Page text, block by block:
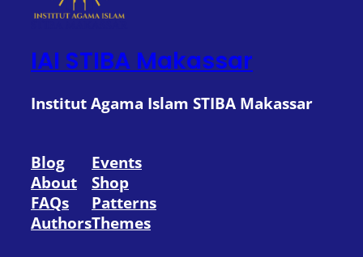
IAI STIBA Makassar
Institut Agama Islam STIBA Makassar
Blog
About
FAQs
Authors
Events
Shop
Patterns
Themes